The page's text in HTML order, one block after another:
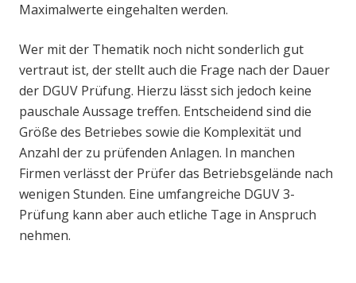
Maximalwerte eingehalten werden.
Wer mit der Thematik noch nicht sonderlich gut
vertraut ist, der stellt auch die Frage nach der Dauer
der DGUV Prüfung. Hierzu lässt sich jedoch keine
pauschale Aussage treffen. Entscheidend sind die
Größe des Betriebes sowie die Komplexität und
Anzahl der zu prüfenden Anlagen. In manchen
Firmen verlässt der Prüfer das Betriebsgelände nach
wenigen Stunden. Eine umfangreiche DGUV 3-
Prüfung kann aber auch etliche Tage in Anspruch
nehmen.